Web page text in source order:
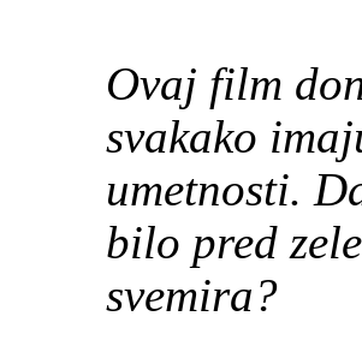
Ovaj film
svakako
umetnosti.
bilo pred
svemira?